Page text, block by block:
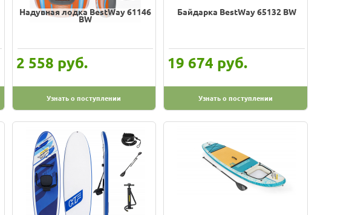
Надувная лодка BestWay 61146
BW
2 558 руб.
Узнать о поступлении
Байдарка BestWay 65132 BW
19 674 руб.
Узнать о поступлении